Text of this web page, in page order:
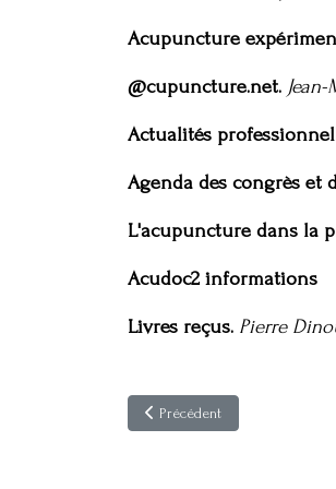
Acupuncture
@cupuncture.net.
Actualités
Agenda des congrès et
L'acupuncture dans la
Acudoc2 informations
Livres reçus. Pierre
Article précédent :
Précédent